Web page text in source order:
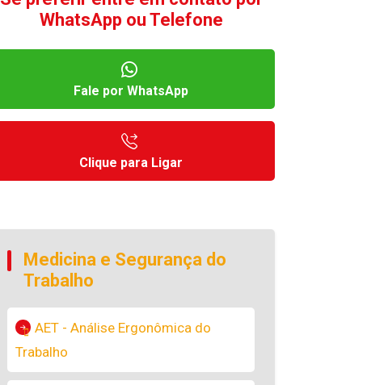
WhatsApp ou Telefone
Fale por WhatsApp
Clique para Ligar
Medicina e Segurança do
Trabalho
AET - Análise Ergonômica do
Trabalho